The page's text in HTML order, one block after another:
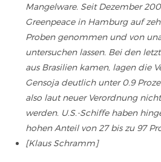
Mangelware. Seit Dezember
Greenpeace in Hamburg auf
Proben genommen und von
untersuchen lassen. Bei den
aus Brasilien kamen, lagen die
Gensoja deutlich unter 0.9
also laut neuer Verordnung
werden. U.S.-Schiffe haben
hohen Anteil von 27 bis zu 97
[Klaus Schramm]